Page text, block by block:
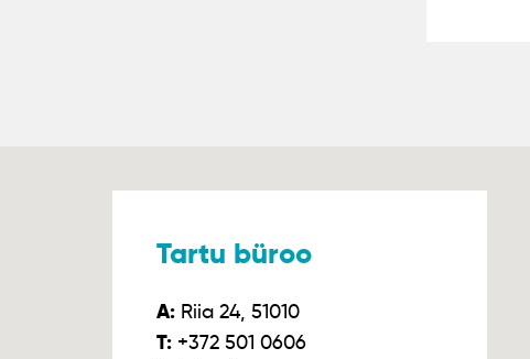
Tartu büroo
A: Riia 24, 51010
T: +372 501 0606